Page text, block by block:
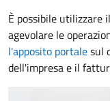
È possibile utilizzare
agevolare le
l'apposito portalesul
dell'impresa e il